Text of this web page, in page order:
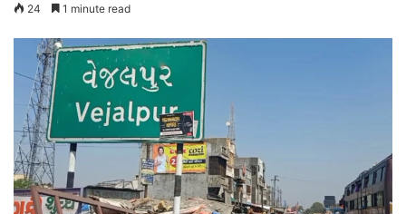
24 1 minute read